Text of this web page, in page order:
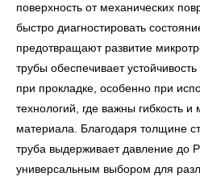
поверхность от механических
быстро диагностировать
предотвращают развитие
трубы обеспечивает
при прокладке, особенно при
технологий, где важны гибкость
материала. Благодаря толщине
труба выдерживает давление до
универсальным выбором для